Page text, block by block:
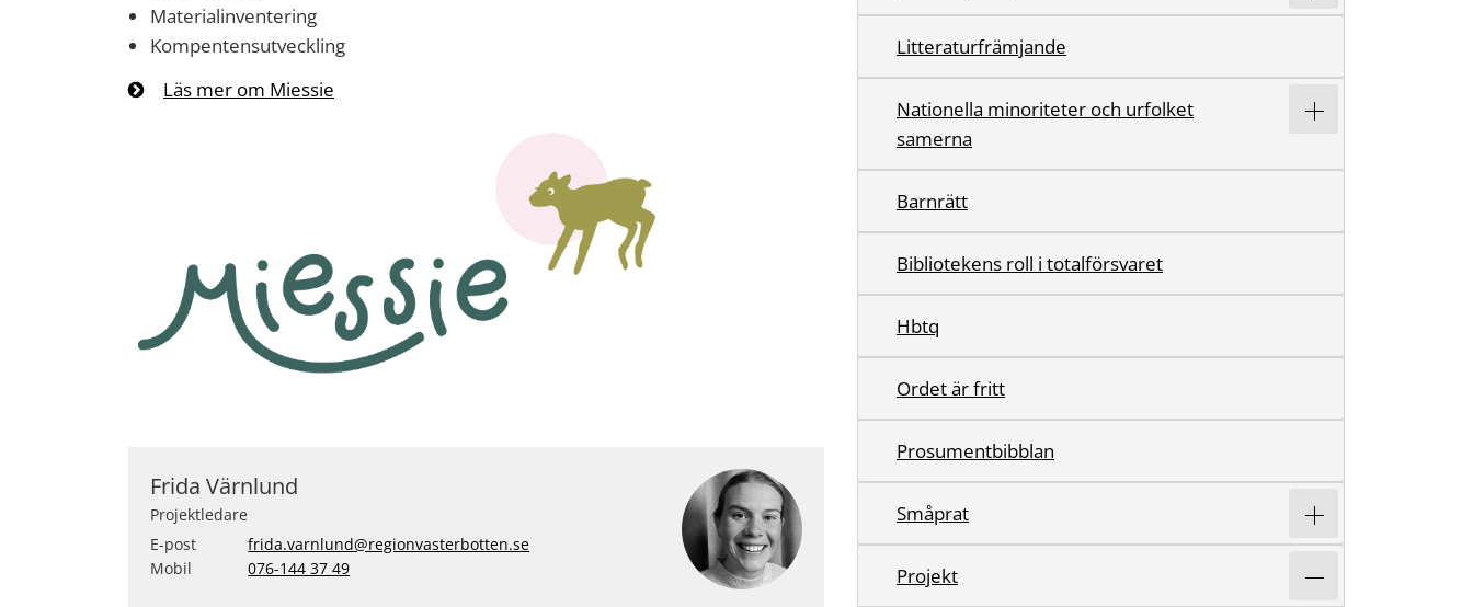
Materialinventering
Kompentensutveckling
Läs mer om Miessie
Frida Värnlund
Projektledare
E-post
frida.varnlund@regionvasterbotten.se
Mobil
076-144 37 49
Litteraturfrämjande
Nationella minoriteter och urfolket
samerna
Barnrätt
Bibliotekens roll i totalförsvaret
Hbtq
Ordet är fritt
Prosumentbibblan
Småprat
Projekt